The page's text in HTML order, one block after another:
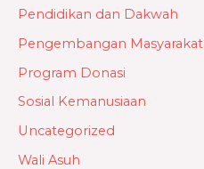
Pendidikan dan Dakwah
Pengembangan Masyarakat
Program Donasi
Sosial Kemanusiaan
Uncategorized
Wali Asuh